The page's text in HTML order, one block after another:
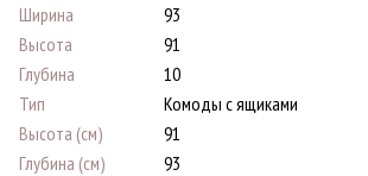
Ширина
93
Высота
91
Глубина
10
Тип
Комоды с ящиками
Высота (см)
91
Глубина (см)
93